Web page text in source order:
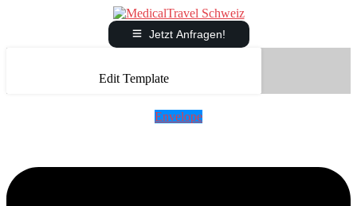
Jetzt Anfragen!
Edit Template
Envelope